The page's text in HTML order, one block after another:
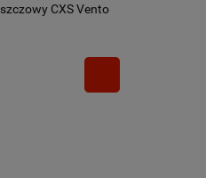
CXS Vento